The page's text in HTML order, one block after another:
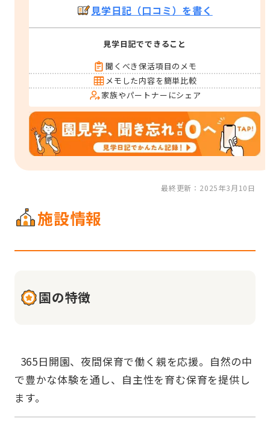
見学日記（口コミ）を書く
見学日記でできること
聞くべき保活項目のメモ
メモした内容を簡単比較
家族やパートナーにシェア
最終更新：2025年3月10日
施設情報
園の特徴
で豊かな体験を通し、自主性を育む保育を提供し